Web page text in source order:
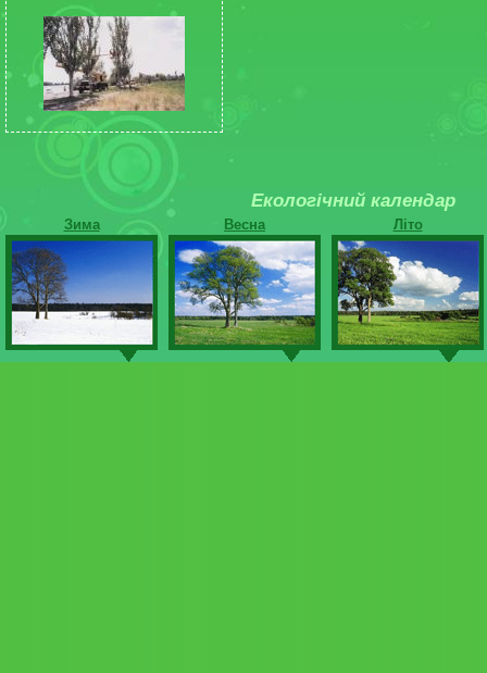
Екологічний календар
Зима Весна Літо